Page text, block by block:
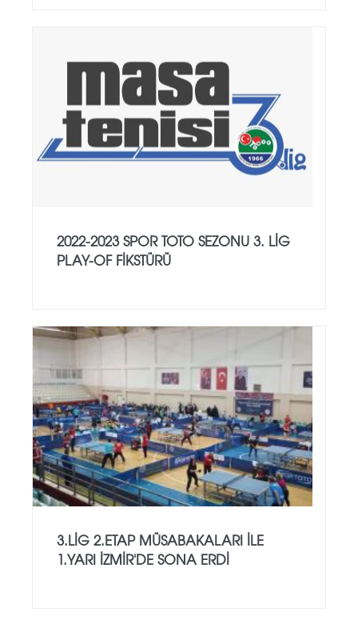
2022-2023 SPOR TOTO SEZONU 3. LİG
PLAY-OF FİKSTÜRÜ
3.LİG 2.ETAP MÜSABAKALARI İLE
1.YARI İZMİR'DE SONA ERDİ